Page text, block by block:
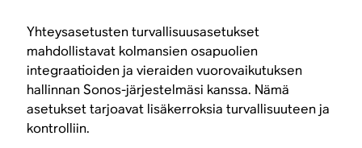
Yhteysasetusten turvallisuusasetukset
mahdollistavat kolmansien osapuolien
integraatioiden ja vieraiden vuorovaikutuksen
hallinnan Sonos-järjestelmäsi kanssa. Nämä
asetukset tarjoavat lisäkerroksia turvallisuuteen ja
kontrolliin.